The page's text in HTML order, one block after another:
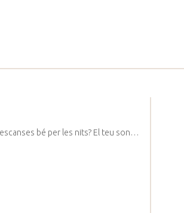
bé per les nits? El teu son…